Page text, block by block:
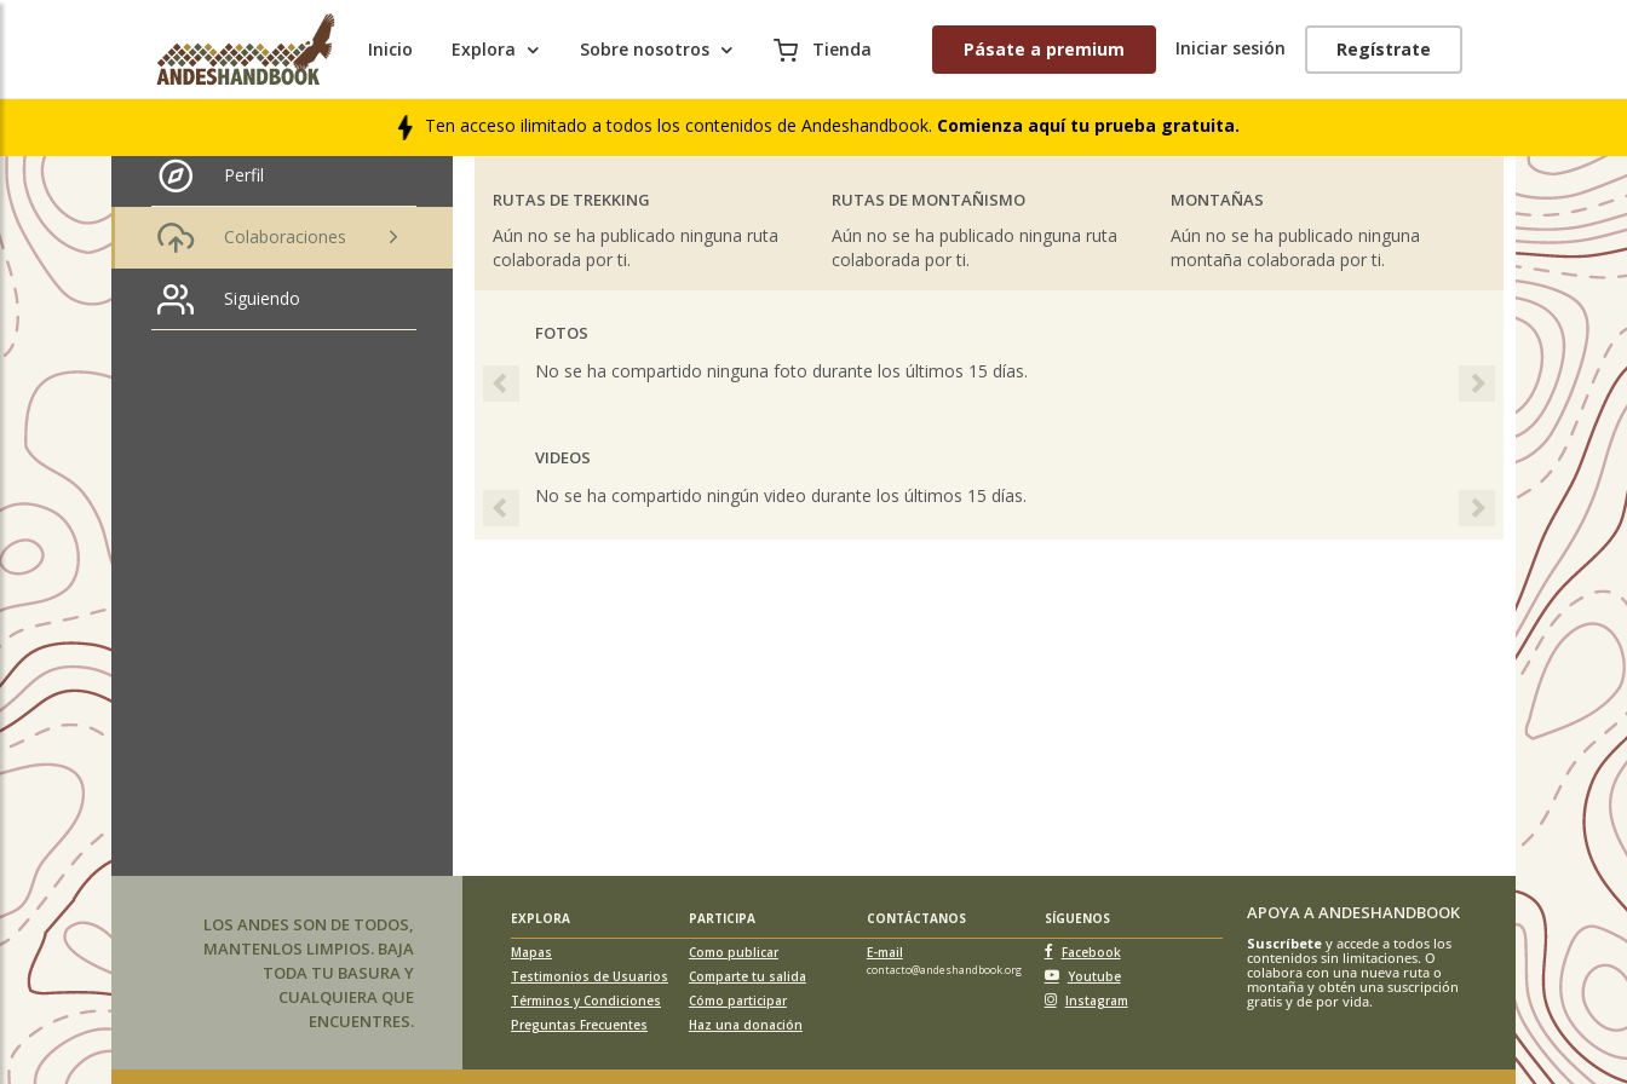
Inicio Explora Sobre nosotros Tienda Pásate a premium Iniciar sesión Regístrate
Ten acceso ilimitado a todos los contenidos de Andeshandbook. Comienza aquí tu prueba gratuita.
Cristian Andres Nuñez
Gonzalez
Perfil
Colaboraciones
Siguiendo
ÚLTIMAS COLABORACIONES PUBLICADAS
LIBROS DE CUMBRES COMENTARIOS DE TREKKING TRACKS
RUTAS DE TREKKING
Aún no se ha publicado ninguna ruta
colaborada por ti.
RUTAS DE MONTAÑISMO
Aún no se ha publicado ninguna ruta
colaborada por ti.
MONTAÑAS
Aún no se ha publicado ninguna
montaña colaborada por ti.
FOTOS
No se ha compartido ninguna foto durante los últimos 15 días.
Previous Next
VIDEOS
No se ha compartido ningún video durante los últimos 15 días.
Previous Next
LOS ANDES SON DE TODOS,
MANTENLOS LIMPIOS. BAJA
TODA TU BASURA Y
CUALQUIERA QUE
ENCUENTRES.
EXPLORA PARTICIPA CONTÁCTANOS
SÍGUENOS
Mapas
Testimonios de Usuarios
Términos y Condiciones
Preguntas Frecuentes
Como publicar
Comparte tu salida
Cómo participar
Haz una donación
E-mail
contacto@andeshandbook.org
Facebook
Youtube
Instagram
APOYA A ANDESHANDBOOK
Suscríbetey accede a todos los
contenidos sin limitaciones. O
colabora con una nueva ruta o
montaña y obtén una suscripción
gratis y de por vida.